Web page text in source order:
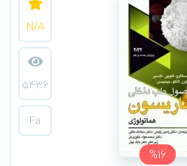
%16
N/A
5436
Fa